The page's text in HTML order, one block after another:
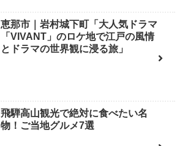
恵那市｜岩村城下町「大人気ドラマ
「VIVANT」のロケ地で江戸の風情
とドラマの世界観に浸る旅」
飛騨高山観光で絶対に食べたい名
物！ご当地グルメ7選